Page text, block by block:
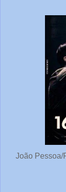
João Pessoa/